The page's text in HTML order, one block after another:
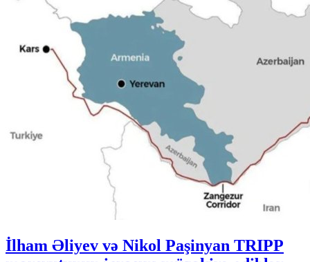
İlham Əliyev və Nikol Paşinyan TRIPP